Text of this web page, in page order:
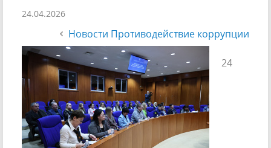
24.04.2026
Новости Противодействие коррупции
24